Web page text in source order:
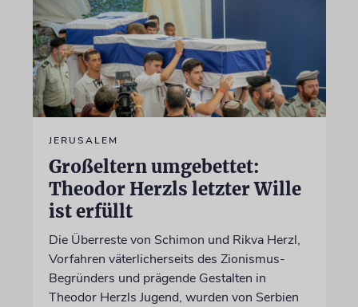
JERUSALEM
Großeltern umgebettet:
Theodor Herzls letzter Wille
ist erfüllt
Die Überreste von Schimon und Rikva Herzl,
Vorfahren väterlicherseits des Zionismus-
Begründers und prägende Gestalten in
Theodor Herzls Jugend, wurden von Serbien